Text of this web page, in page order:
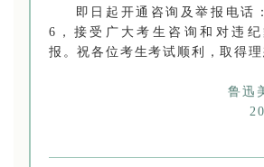
即日起开通咨询及举报电话
6，接受广大考生咨询和对违
报。祝各位考生考试顺利，取得理
鲁迅美术学
2025年12